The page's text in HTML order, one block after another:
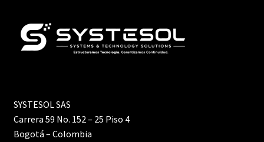
SYSTESOL SAS
Carrera 59 No. 152 – 25 Piso 4
Bogotá – Colombia